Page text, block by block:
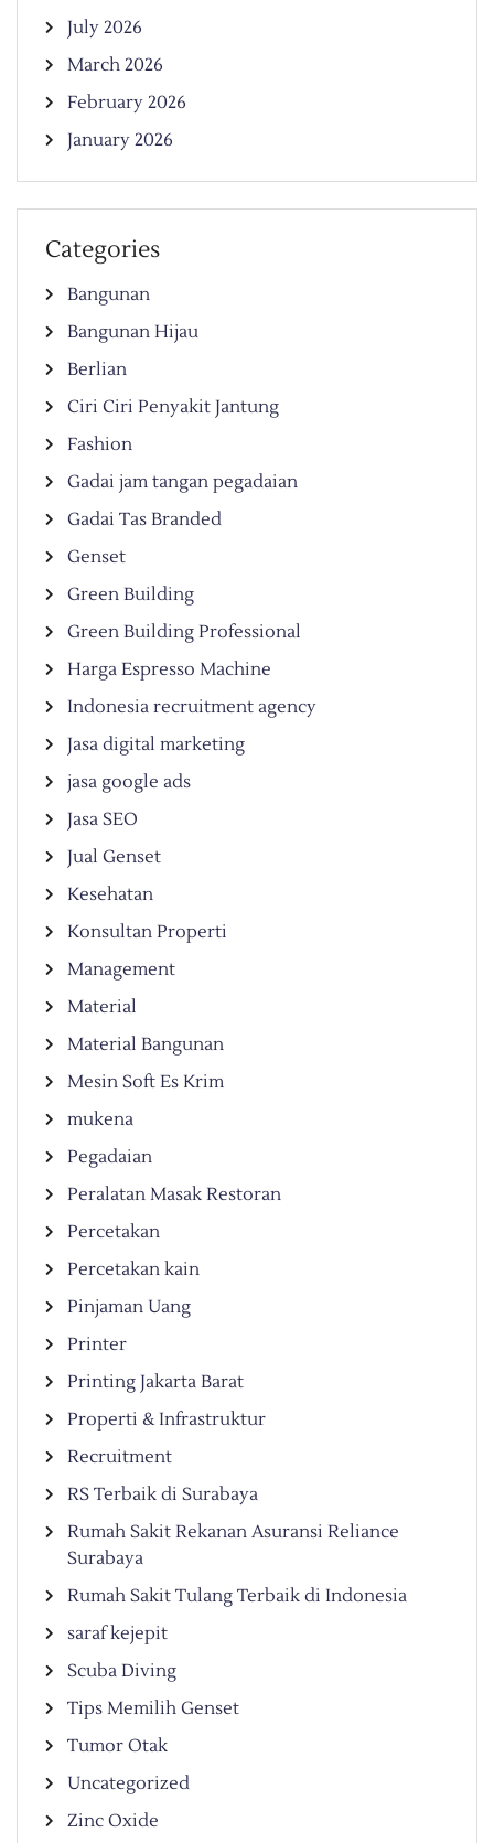
July 2026
March 2026
February 2026
January 2026
Categories
Bangunan
Bangunan Hijau
Berlian
Ciri Ciri Penyakit Jantung
Fashion
Gadai jam tangan pegadaian
Gadai Tas Branded
Genset
Green Building
Green Building Professional
Harga Espresso Machine
Indonesia recruitment agency
Jasa digital marketing
jasa google ads
Jasa SEO
Jual Genset
Kesehatan
Konsultan Properti
Management
Material
Material Bangunan
Mesin Soft Es Krim
mukena
Pegadaian
Peralatan Masak Restoran
Percetakan
Percetakan kain
Pinjaman Uang
Printer
Printing Jakarta Barat
Properti & Infrastruktur
Recruitment
RS Terbaik di Surabaya
Rumah Sakit Rekanan Asuransi Reliance
Surabaya
Rumah Sakit Tulang Terbaik di Indonesia
saraf kejepit
Scuba Diving
Tips Memilih Genset
Tumor Otak
Uncategorized
Zinc Oxide